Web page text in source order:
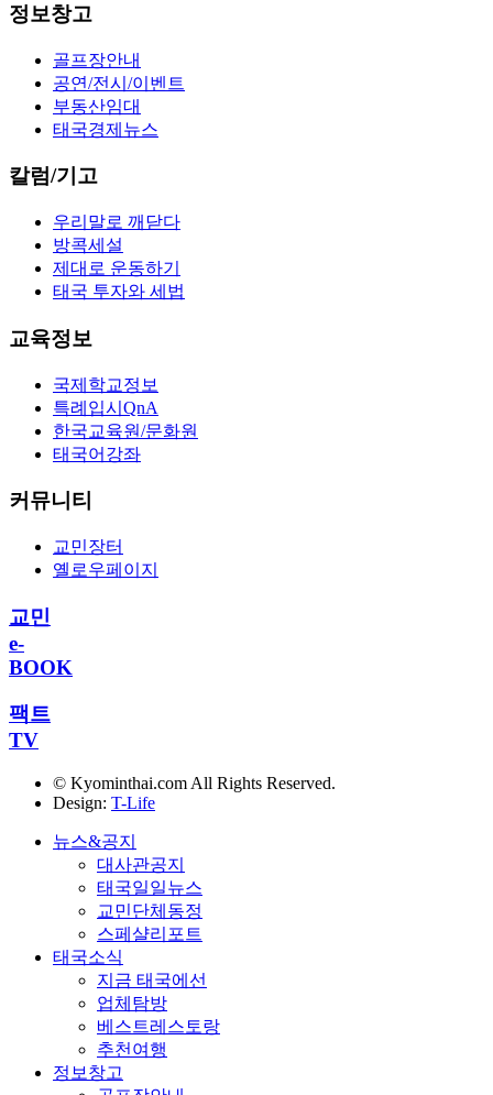
정보창고
골프장안내
공연/전시/이벤트
부동산임대
태국경제뉴스
칼럼/기고
우리말로 깨닫다
방콕세설
제대로 운동하기
태국 투자와 세법
교육정보
국제학교정보
특례입시QnA
한국교육원/문화원
태국어강좌
커뮤니티
교민장터
옐로우페이지
교민
e-
BOOK
팩트
TV
© Kyominthai.com All Rights Reserved.
Design: T-Life
뉴스&공지
대사관공지
태국일일뉴스
교민단체동정
스페샬리포트
태국소식
지금 태국에선
업체탐방
베스트레스토랑
추천여행
정보창고